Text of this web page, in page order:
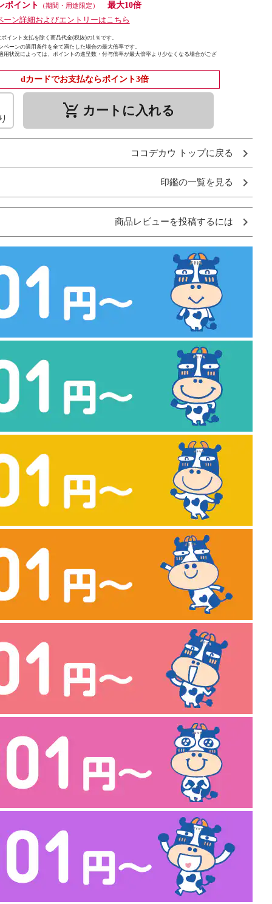
ポイント
（期間・用途限定）
最大10倍
ーン詳細およびエントリーはこちら
イント支払を除く商品代金(税抜)の1％です。
ペーンの適用条件を全て満たした場合の最大倍率です。
用状況によっては、ポイントの進呈数・付与倍率が最大倍率より少なくなる場合がござ
dカードでお支払ならポイント3倍
remove_shopping_cart カートに入れる
ココデカウ トップに戻る
印鑑の一覧を見る
商品レビューを投稿するには